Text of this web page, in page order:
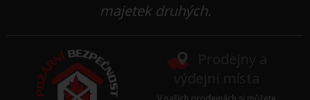
majetek druhých.